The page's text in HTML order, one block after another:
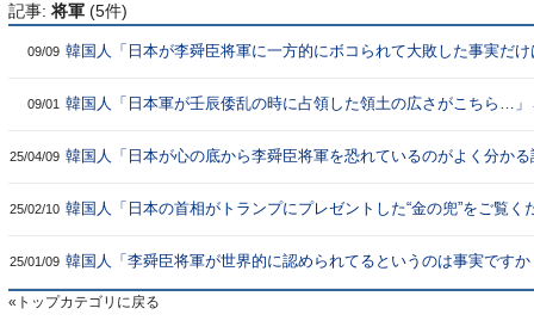
記事: 将軍 (5件)
09/09 韓国人「日本が李舜臣将軍に一方的にボコられて大敗した事実だ
09/01 韓国人「日本軍が壬辰倭乱の時に占領した領土の広さがこちら…
25/04/09 韓国人「日本が心の底から李舜臣将軍を恐れているのがよく分か
25/02/10 韓国人「日本の首相がトランプにプレゼントした“金の兜”をご覧く
ったよ」「じゃあ我々は何をあげるんだろう？李舜臣将軍の兜？
25/01/09 韓国人「李舜臣将軍が世界的に認められてるというのは事実です
人より劣ってるような気がしますが…（ﾌﾞﾙﾌﾞﾙ」＝韓国の反応
トップカテゴリに戻る